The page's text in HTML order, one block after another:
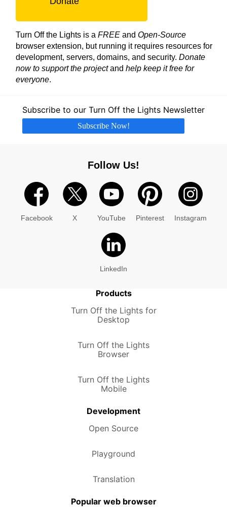
Turn Off the Lights is a FREE and Open-Source
browser extension, but running it requires resources for
development, servers, domains, and security. Donate
now to support the projectand help keep it free for
everyone.
Subscribe to our Turn Off the Lights Newsletter
Subscribe Now!
Follow Us!
Facebook X YouTube Pinterest Instagram
LinkedIn
Products
Turn Off the Lights for
Desktop
Turn Off the Lights
Browser
Turn Off the Lights
Mobile
Development
Open Source
Playground
Translation
Popular web browser